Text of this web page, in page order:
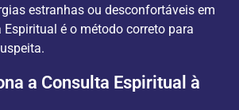
estranhas ou desconfortáveis em
Espiritual é o método correto para
a Consulta Espiritual à